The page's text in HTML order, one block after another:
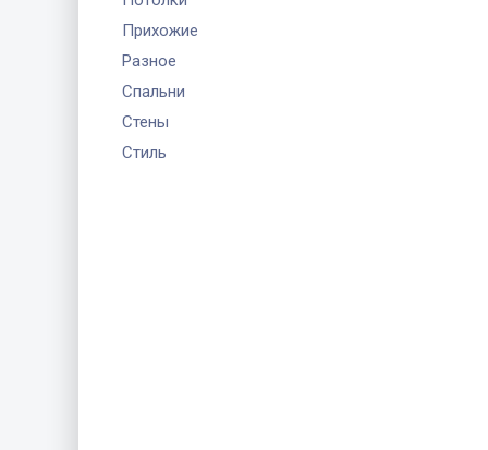
Прихожие
Разное
Спальни
Стены
Стиль